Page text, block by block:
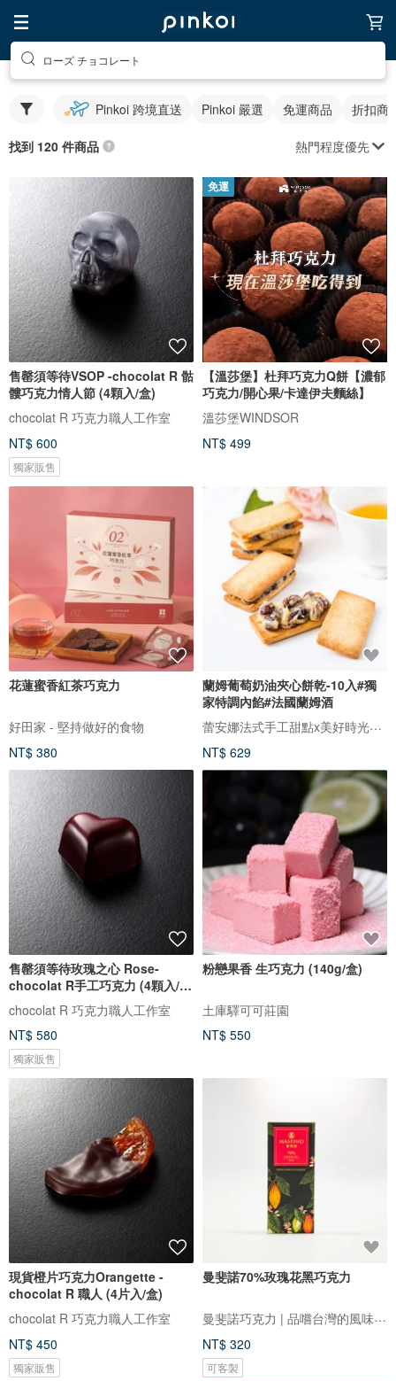
ローズ チョコレート
Pinkoi 跨境直送 Pinkoi 嚴選 免運商品 折扣商
找到 120 件商品 熱門程度優先
售罄須等待VSOP -chocolat R 骷
髏巧克力情人節 (4顆入/盒)
chocolat R 巧克力職人工作室
NT$ 600
獨家販售
免運
【溫莎堡】杜拜巧克力Q餅【濃郁
巧克力/開心果/卡達伊夫麵絲】
溫莎堡WINDSOR
NT$ 499
花蓮蜜香紅茶巧克力
好田家 - 堅持做好的食物
NT$ 380
蘭姆葡萄奶油夾心餅乾-10入#獨
家特調內餡#法國蘭姆酒
蕾安娜法式手工甜點x美好時光咖啡
NT$ 629
售罄須等待玫瑰之心 Rose-
chocolat R手工巧克力 (4顆入/
盒)
chocolat R 巧克力職人工作室
NT$ 580
獨家販售
粉戀果香 生巧克力 (140g/盒)
土庫驛可可莊園
NT$ 550
現貨橙片巧克力Orangette -
chocolat R 職人 (4片入/盒)
chocolat R 巧克力職人工作室
NT$ 450
獨家販售
曼斐諾70%玫瑰花黑巧克力
曼斐諾巧克力 | 品嚐台灣的風味，從一片巧克力開始
NT$ 320
可客製